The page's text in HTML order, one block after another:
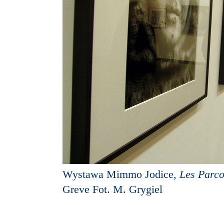
Wystawa Mimmo Jodice, Les
Greve Fot. M. Grygiel